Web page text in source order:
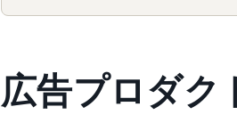
広告プロダク